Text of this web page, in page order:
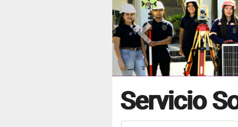
Servicio